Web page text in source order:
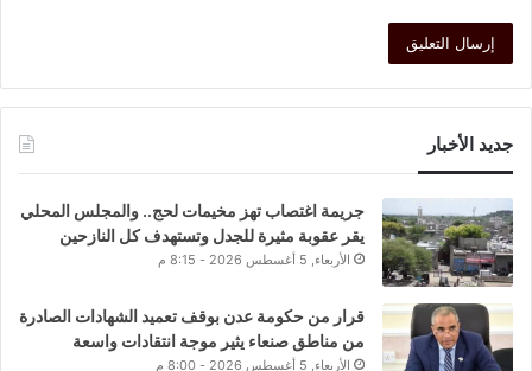
جديد الأخبار
جريمة اغتصاب تهز مخيمات لحج.. والمجلس المحلي
يقر عقوبة مثيرة للجدل وتستهدف كل النازحين
الأربعاء, 5 أغسطس 2026 - 8:15 م
قرار من حكومة عدن بوقف تعميد الشهادات الصادرة
من مناطق صنعاء يثير موجة انتقادات واسعة
الأربعاء, 5 أغسطس 2026 - 8:00 م